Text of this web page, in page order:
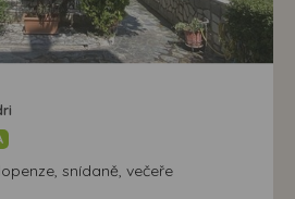
snídaně, večeře